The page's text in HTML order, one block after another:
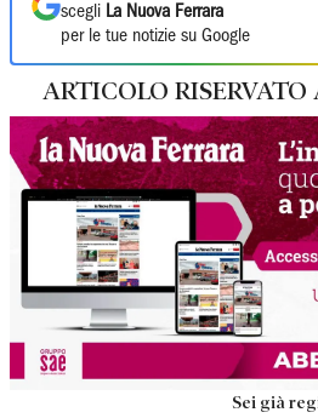
scegli La Nuova Ferrara
per le tue notizie su Google
ARTICOLO
Sei già